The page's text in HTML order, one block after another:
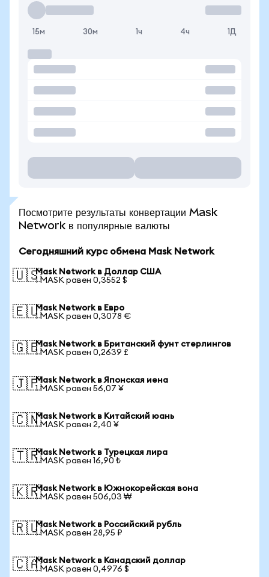
15м 30м 1ч 4ч 1Д
Посмотрите результаты конвертации Mask
Network в популярные валюты
Сегодняшний курс обмена Mask Network
🇺🇸Mask Network в Доллар США
1 MASK равен 0,3552 $
🇪🇺Mask Network в Евро
1 MASK равен 0,3078 €
🇬🇧Mask Network в Британский фунт стерлингов
1 MASK равен 0,2639 £
🇯🇵Mask Network в Японская иена
1 MASK равен 56,07 ¥
🇨🇳Mask Network в Китайский юань
1 MASK равен 2,40 ¥
🇹🇷Mask Network в Турецкая лира
1 MASK равен 16,90 ₺
🇰🇷Mask Network в Южнокорейская вона
1 MASK равен 506,03 ₩
🇷🇺Mask Network в Российский рубль
1 MASK равен 28,95 ₽
🇨🇦Mask Network в Канадский доллар
1 MASK равен 0,4976 $